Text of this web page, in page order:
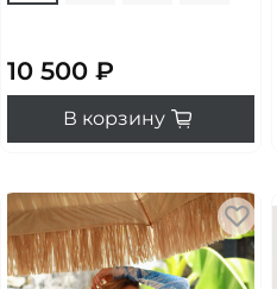
10 500 ₽
В корзину